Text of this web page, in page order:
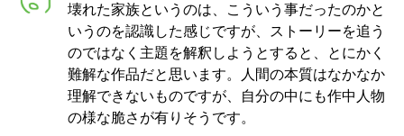
壊れた家族というのは、こういう事だったのかと
いうのを認識した感じですが、ストーリーを追う
のではなく主題を解釈しようとすると、とにかく
難解な作品だと思います。人間の本質はなかなか
理解できないものですが、自分の中にも作中人物
の様な脆さが有りそうです。